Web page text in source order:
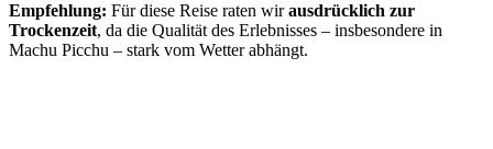
Empfehlung: Für diese Reise raten wirausdrücklich zur
Trockenzeit, da die Qualität des Erlebnisses – insbesondere in
Machu Picchu – stark vom Wetter abhängt.